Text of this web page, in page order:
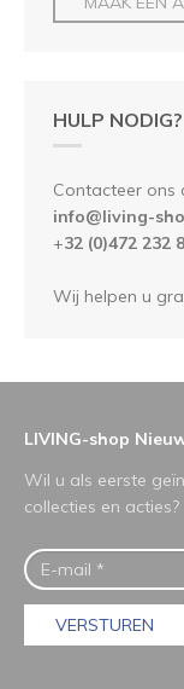
HULP NODIG?
Contacteer ons
info@living-
+32 (0)472 232
Wij helpen u
LIVING-shop
Wil u als eerste
collecties en acties?
VERSTUREN